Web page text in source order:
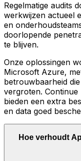
Regelmatige audits
werkwijzen actueel
en
doorlopende
te blijven.
Onze oplossingen
Microsoft Azure,
betrouwbaarheid
vergroten.
bieden een extra
en data goed
Hoe verhoudt